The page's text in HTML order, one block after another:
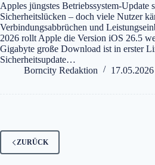
Apples jüngstes Betriebssystem-Update
Sicherheitslücken – doch viele Nutzer
Verbindungsabbrüchen und
2026 rollt Apple die Version iOS 26.5
Gigabyte große Download ist in erster
Sicherheitsupdate…
Borncity Redaktion
17.05.2026
ZURÜCK